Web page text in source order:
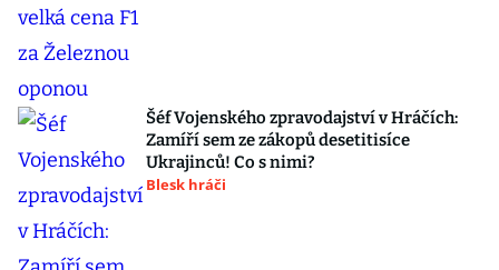
Šéf Vojenského zpravodajství v Hráčích:
Zamíří sem ze zákopů desetitisíce
Ukrajinců! Co s nimi?
Blesk hráči